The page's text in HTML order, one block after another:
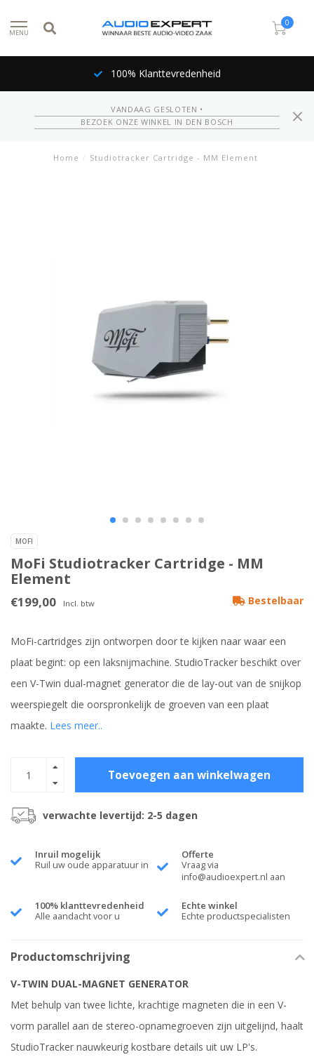
MENU
0
100% Klanttevredenheid
VANDAAG GESLOTEN •
BEZOEK ONZE WINKEL IN DEN BOSCH
Home / Studiotracker Cartridge - MM Element
MOFI
MoFi Studiotracker Cartridge - MM
Element
€199,00 Incl. btw Bestelbaar
MoFi-cartridges zijn ontworpen door te kijken naar waar een
plaat begint: op een laksnijmachine. StudioTracker beschikt over
een V-Twin dual-magnet generator die de lay-out van de snijkop
weerspiegelt die oorspronkelijk de groeven van een plaat
maakte. Lees meer..
Toevoegen aan winkelwagen
verwachte levertijd: 2-5 dagen
Inruil mogelijk
Ruil uw oude apparatuur in
Offerte
Vraag via
info@audioexpert.nl aan
100% klanttevredenheid
Alle aandacht voor u
Echte winkel
Echte productspecialisten
Productomschrijving
V-TWIN DUAL-MAGNET GENERATOR
Met behulp van twee lichte, krachtige magneten die in een V-
vorm parallel aan de stereo-opnamegroeven zijn uitgelijnd, haalt
StudioTracker nauwkeurig kostbare details uit uw LP's.